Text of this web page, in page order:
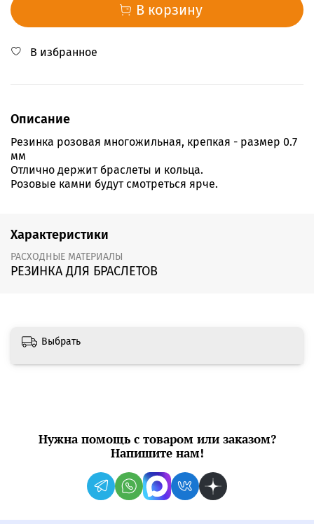
В корзину
В избранное
Описание
Резинка розовая многожильная, крепкая - размер 0.7
мм
Отлично держит браслеты и кольца.
Розовые камни будут смотреться ярче.
Характеристики
РАСХОДНЫЕ МАТЕРИАЛЫ
РЕЗИНКА ДЛЯ БРАСЛЕТОВ
Выбрать
Нужна помощь с товаром или заказом?
Напишите нам!